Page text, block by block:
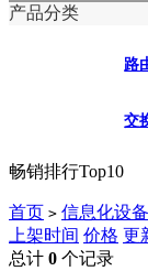
产品分类
路
交
畅销排行Top10
首页 > 信息化设备
上架时间 价格 更
总计 0 个记录